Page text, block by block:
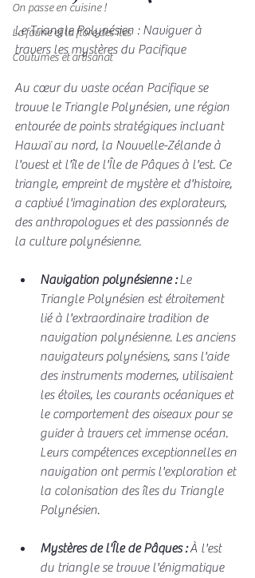
On passe en cuisine !
La faune et la flore des îles
Coutumes et artisanat
Le Triangle Polynésien : Naviguer à
travers les mystères du Pacifique
Au cœur du vaste océan Pacifique se
trouve le Triangle Polynésien, une région
entourée de points stratégiques incluant
Hawaï au nord, la Nouvelle-Zélande à
l'ouest et l'île de l'Île de Pâques à l'est. Ce
triangle, empreint de mystère et d'histoire,
a captivé l'imagination des explorateurs,
des anthropologues et des passionnés de
la culture polynésienne.
Navigation polynésienne : Le
Triangle Polynésien est étroitement
lié à l'extraordinaire tradition de
navigation polynésienne. Les anciens
navigateurs polynésiens, sans l'aide
des instruments modernes, utilisaient
les étoiles, les courants océaniques et
le comportement des oiseaux pour se
guider à travers cet immense océan.
Leurs compétences exceptionnelles en
navigation ont permis l'exploration et
la colonisation des îles du Triangle
Polynésien.
Mystères de l'Île de Pâques : À l'est
du triangle se trouve l'énigmatique